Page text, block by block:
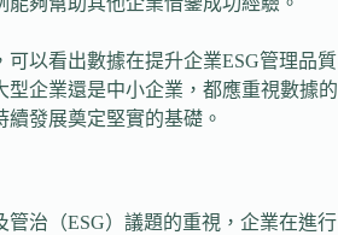
可以看出數據在提升企業ESG管理品質
型企業還是中小企業，都應重視數據的
發展奠定堅實的基礎。
管治（ESG）議題的重視，企業在進行